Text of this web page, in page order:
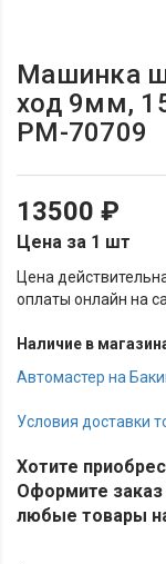
Машинка
ход 9мм,
РМ-70709
13500 ₽
Цена за 1 шт
Цена
оплаты онлайн на
Наличие в
Автомастер на
Условия доставки
Хотите
Оформите
любые товары